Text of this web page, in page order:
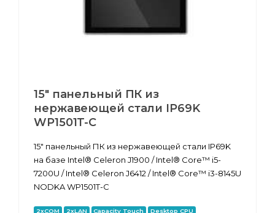
15" панельный ПК из
нержавеющей стали IP69K
WP1501T-C
15" панельный ПК из нержавеющей стали IP69K
на базе Intel® Celeron J1900 / Intel® Core™ i5-
7200U / Intel® Celeron J6412 / Intel® Core™ i3-8145U
NODKA WP1501T-C
2xCOM 2xLAN Capacity Touch Desktop CPU